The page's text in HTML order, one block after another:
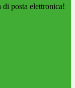
posta elettronica!